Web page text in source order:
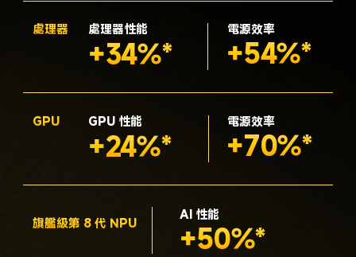
處理器 處理器性能
+34%*
電源效率
+54%*
GPU GPU 性能
+24%*
電源效率
+70%*
旗艦級第 8 代 NPU
AI 性能
+50%*